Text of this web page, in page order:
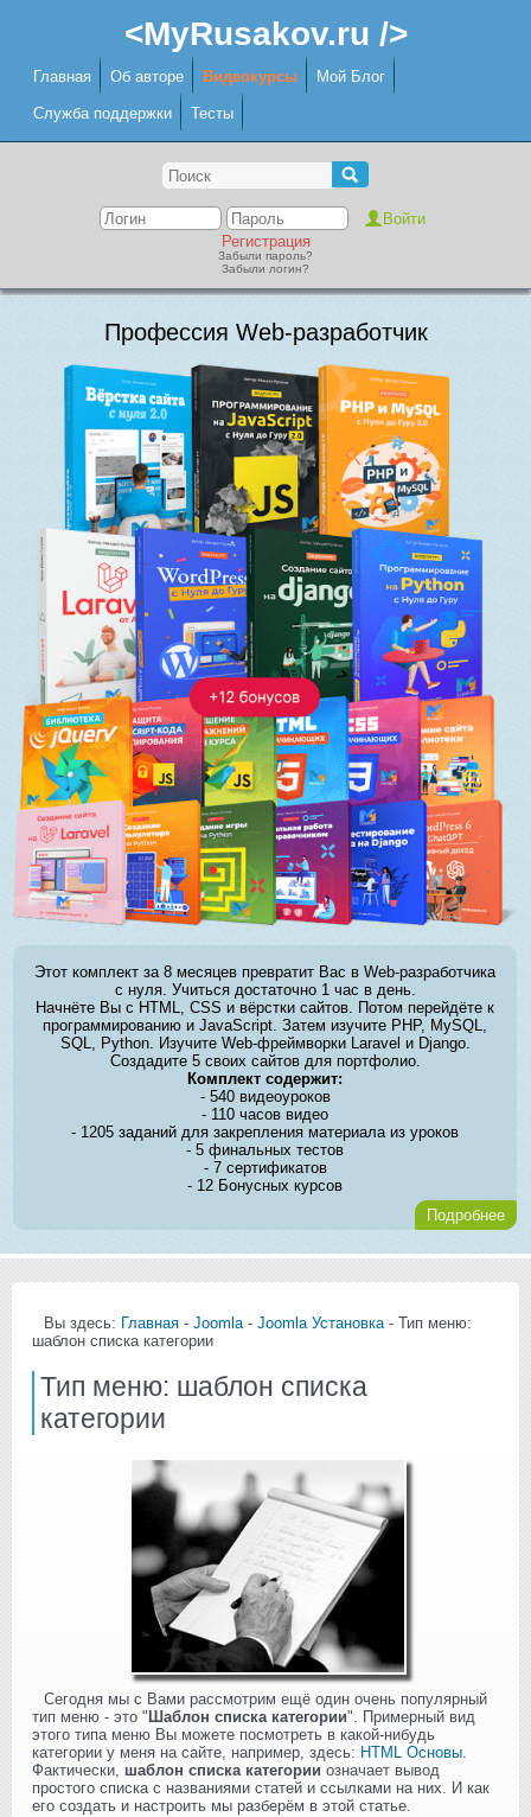
<MyRusakov.ru />
Главная Об авторе Видеокурсы Мой Блог
Служба поддержки Тесты
Регистрация
Забыли пароль?
Забыли логин?
Профессия Web-разработчик
Этот комплект за 8 месяцев превратит Вас в Web-разработчика
с нуля. Учиться достаточно 1 час в день.
Начнёте Вы с HTML, CSS и вёрстки сайтов. Потом перейдёте к
программированию и JavaScript. Затем изучите PHP, MySQL,
SQL, Python. Изучите Web-фреймворки Laravel и Django.
Создадите 5 своих сайтов для портфолио.
Комплект содержит:
- 540 видеоуроков
- 110 часов видео
- 1205 заданий для закрепления материала из уроков
- 5 финальных тестов
- 7 сертификатов
- 12 Бонусных курсов
Подробнее
Вы здесь: Главная - Joomla - Joomla Установка - Тип меню:
шаблон списка категории
Тип меню: шаблон списка
категории
Сегодня мы с Вами рассмотрим ещё один очень популярный
тип меню - это " Шаблон списка категории". Примерный вид
этого типа меню Вы можете посмотреть в какой-нибудь
категории у меня на сайте, например, здесь: HTML Основы.
Фактически, шаблон списка категории означает вывод
простого списка с названиями статей и ссылками на них. И как
его создать и настроить мы разберём в этой статье.